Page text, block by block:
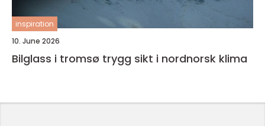
inspiration
10. June 2026
Bilglass i tromsø trygg sikt i nordnorsk klima